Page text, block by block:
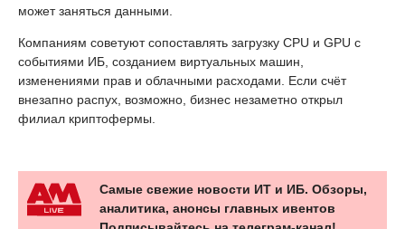
может заняться данными.
Компаниям советуют сопоставлять загрузку CPU и GPU с
событиями ИБ, созданием виртуальных машин,
изменениями прав и облачными расходами. Если счёт
внезапно распух, возможно, бизнес незаметно открыл
филиал криптофермы.
Самые свежие новости ИТ и ИБ. Обзоры,
аналитика, анонсы главных ивентов